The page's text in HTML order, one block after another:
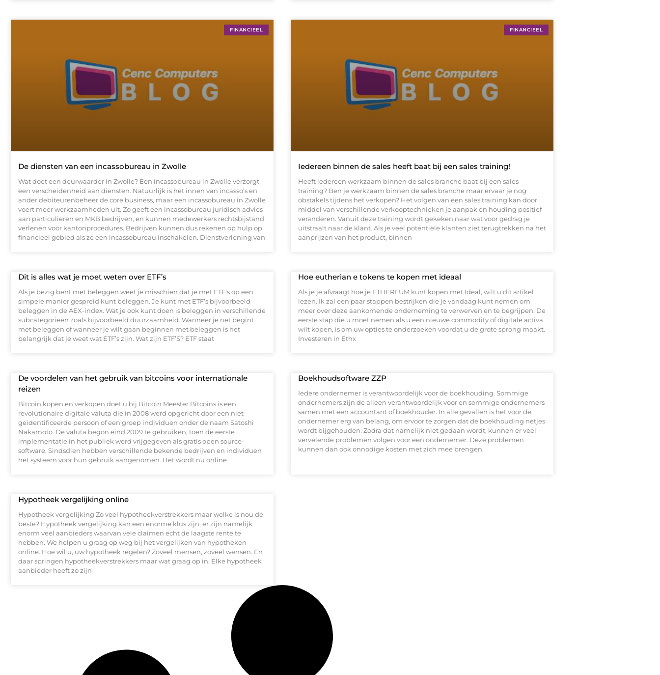
FINANCIEEL
De diensten van een incassobureau in Zwolle
Wat doet een deurwaarder in Zwolle? Een incassobureau in Zwolle verzorgt
een verscheidenheid aan diensten. Natuurlijk is het innen van incasso’s en
ander debiteurenbeheer de core business, maar een incassobureau in Zwolle
voert meer werkzaamheden uit. Zo geeft een incassobureau juridisch advies
aan particulieren en MKB bedrijven, en kunnen medewerkers rechtsbijstand
verlenen voor kantonprocedures. Bedrijven kunnen dus rekenen op hulp op
financieel gebied als ze een incassobureau inschakelen. Dienstverlening van
FINANCIEEL
Iedereen binnen de sales heeft baat bij een sales training!
Heeft iedereen werkzaam binnen de sales branche baat bij een sales
training? Ben je werkzaam binnen de sales branche maar ervaar je nog
obstakels tijdens het verkopen? Het volgen van een sales training kan door
middel van verschillende verkooptechnieken je aanpak en houding positief
veranderen. Vanuit deze training wordt gekeken naar wat voor gedrag je
uitstraalt naar de klant. Als je veel potentiële klanten ziet terugtrekken na het
aanprijzen van het product, binnen
Dit is alles wat je moet weten over ETF’s
Als je bezig bent met beleggen weet je misschien dat je met ETF’s op een
simpele manier gespreid kunt beleggen. Je kunt met ETF’s bijvoorbeeld
beleggen in de AEX-index. Wat je ook kunt doen is beleggen in verschillende
subcategorieën zoals bijvoorbeeld duurzaamheid. Wanneer je net begint
met beleggen of wanneer je wilt gaan beginnen met beleggen is het
belangrijk dat je weet wat ETF’s zijn. Wat zijn ETF’S? ETF staat
Hoe eutherian e tokens te kopen met ideaal
Als je je afvraagt hoe je ETHEREUM kunt kopen met Ideal, wilt u dit artikel
lezen. Ik zal een paar stappen bestrijken die je vandaag kunt nemen om
meer over deze aankomende onderneming te verwerven en te begrijpen. De
eerste stap die u moet nemen als u een nieuwe commodity of digitale activa
wilt kopen, is om uw opties te onderzoeken voordat u de grote sprong maakt.
Investeren in Ethx
De voordelen van het gebruik van bitcoins voor internationale
reizen
Bitcoin kopen en verkopen doet u bij Bitcoin Meester Bitcoins is een
revolutionaire digitale valuta die in 2008 werd opgericht door een niet-
geïdentificeerde persoon of een groep individuen onder de naam Satoshi
Nakamoto. De valuta begon eind 2009 te gebruiken, toen de eerste
implementatie in het publiek werd vrijgegeven als gratis open source-
software. Sindsdien hebben verschillende bekende bedrijven en individuen
het systeem voor hun gebruik aangenomen. Het wordt nu online
Boekhoudsoftware ZZP
Iedere ondernemer is verantwoordelijk voor de boekhouding. Sommige
ondernemers zijn de alleen verantwoordelijk voor en sommige ondernemers
samen met een accountant of boekhouder. In alle gevallen is het voor de
ondernemer erg van belang, om ervoor te zorgen dat de boekhouding netjes
wordt bijgehouden. Zodra dat namelijk niet gedaan wordt, kunnen er veel
vervelende problemen volgen voor een ondernemer. Deze problemen
kunnen dan ook onnodige kosten met zich mee brengen.
Hypotheek vergelijking online
Hypotheek vergelijking Zo veel hypotheekverstrekkers maar welke is nou de
beste? Hypotheek vergelijking kan een enorme klus zijn, er zijn namelijk
enorm veel aanbieders waarvan vele claimen echt de laagste rente te
hebben. We helpen u graag op weg bij het vergelijken van hypotheken
online. Hoe wil u, uw hypotheek regelen? Zoveel mensen, zoveel wensen. En
daar springen hypotheekverstrekkers maar wat graag op in. Elke hypotheek
aanbieder heeft zo zijn